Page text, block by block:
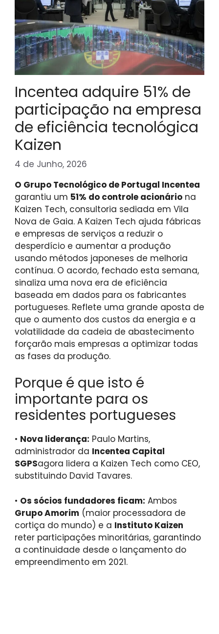
Incentea adquire 51% de
participação na empresa
de eficiência tecnológica
Kaizen
4 de Junho, 2026
O Grupo Tecnológico de Portugal Incentea
garantiu um 51% do controle acionário na
Kaizen Tech, consultoria sediada em Vila
Nova de Gaia. A Kaizen Tech ajuda fábricas
e empresas de serviços a reduzir o
desperdício e aumentar a produção
usando métodos japoneses de melhoria
contínua. O acordo, fechado esta semana,
sinaliza uma nova era de eficiência
baseada em dados para os fabricantes
portugueses. Reflete uma grande aposta de
que o aumento dos custos da energia e a
volatilidade da cadeia de abastecimento
forçarão mais empresas a optimizar todas
as fases da produção.
Porque é que isto é
importante para os
residentes portugueses
• Nova liderança: Paulo Martins,
administrador da Incentea Capital
SGPSagora lidera a Kaizen Tech como CEO,
substituindo David Tavares.
• Os sócios fundadores ficam: Ambos
Grupo Amorim (maior processadora de
cortiça do mundo) e a Instituto Kaizen
reter participações minoritárias, garantindo
a continuidade desde o lançamento do
empreendimento em 2021.